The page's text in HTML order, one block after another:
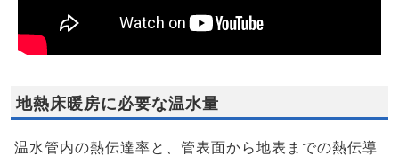
地熱床暖房に必要な温水量
温水管内の熱伝達率と、管表面から地表までの熱伝導